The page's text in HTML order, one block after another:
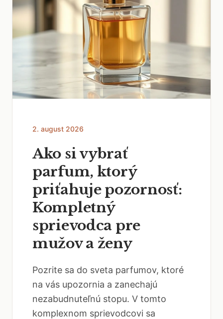
2. august 2026
Ako si vybrať
parfum, ktorý
priťahuje pozornosť:
Kompletný
sprievodca pre
mužov a ženy
Pozrite sa do sveta parfumov, ktoré
na vás upozornia a zanechajú
nezabudnuteľnú stopu. V tomto
komplexnom sprievodcovi sa